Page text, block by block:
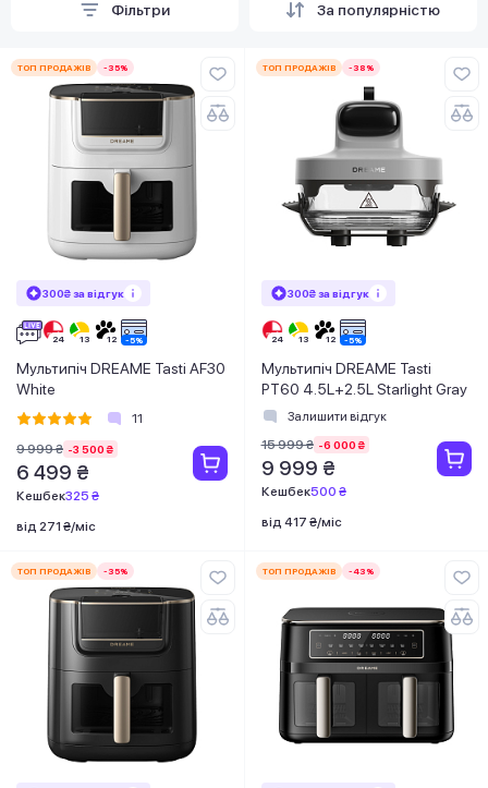
Фільтри За популярністю
ТОП ПРОДАЖІВ -35%
300₴ за відгук
Мультипіч DREAME Tasti AF30
White
11
9 999 ₴ -3 500 ₴
6 499 ₴
Кешбек325 ₴
від 271 ₴/міс
ТОП ПРОДАЖІВ -38%
300₴ за відгук
Мультипіч DREAME Tasti
PT60 4.5L+2.5L Starlight Gray
Залишити відгук
15 999 ₴ -6 000 ₴
9 999 ₴
Кешбек500 ₴
від 417 ₴/міс
ТОП ПРОДАЖІВ -35% ТОП ПРОДАЖІВ -43%